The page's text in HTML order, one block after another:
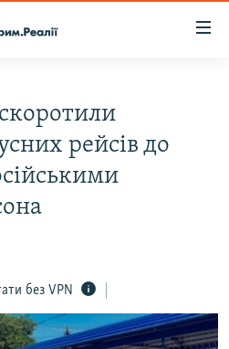
рейсів до
без VPN